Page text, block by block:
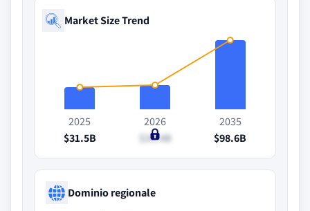
Market Size Trend
2025
$31.5B
2026
$34.4B
2035
$98.6B
Dominio regionale